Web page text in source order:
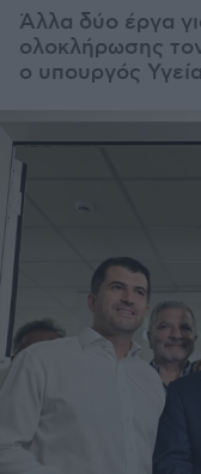
Άλλα δύο έργα
ολοκλήρωσης
ο υπουργός